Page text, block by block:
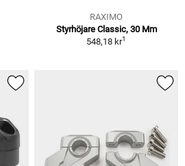
RAXIMO
Styrhöjare Classic, 30 Mm
548,18 kr1